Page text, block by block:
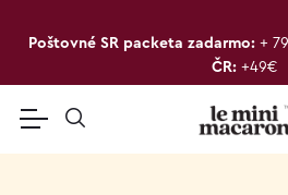
Poštovné SR packeta zadarmo: +
ČR: +49€